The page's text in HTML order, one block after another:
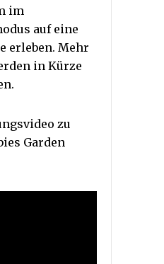
im
auf eine
erleben. Mehr
in Kürze
zu
Garden